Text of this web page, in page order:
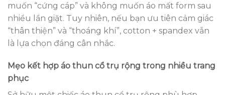
muốn “cứng cáp” và không muốn áo mất form sau
nhiều lần giặt. Tuy nhiên, nếu bạn ưu tiên cảm giác
“thân thiện” và “thoáng khí”, cotton + spandex vẫn
là lựa chọn đáng cân nhắc.
Mẹo kết hợp áo thun cổ trụ rộng trong nhiều trang
phục